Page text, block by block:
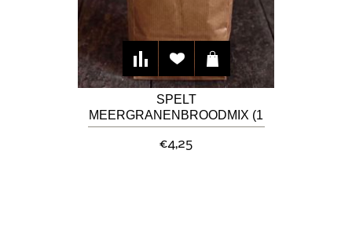
SPELT
MEERGRANENBROODMIX (1
KG)
€4,25